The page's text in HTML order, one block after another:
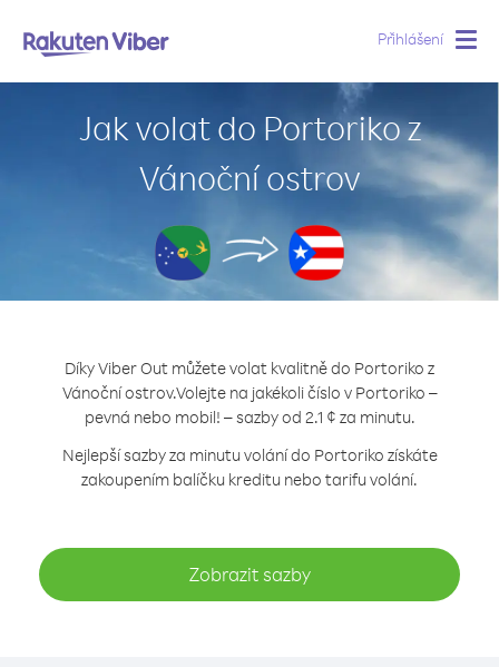
Přihlášení
Jak volat do Portoriko z
Vánoční ostrov
Díky Viber Out můžete volat kvalitně do Portoriko z
Vánoční ostrov.Volejte na jakékoli číslo v Portoriko –
pevná nebo mobil! – sazby od 2.1 ¢ za minutu.
Nejlepší sazby za minutu volání do Portoriko získáte
zakoupením balíčku kreditu nebo tarifu volání.
Zobrazit sazby